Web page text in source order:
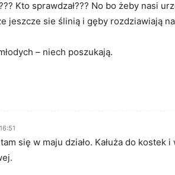
Kto sprawdzał??? No bo żeby nasi
jeszcze sie ślinią i gęby rozdziawiają
– niech poszukają.
się w maju działo. Kałuża do kostek i